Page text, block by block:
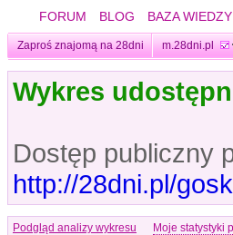
FORUM BLOG BAZA WIEDZY
Zaproś znajomą na 28dni m.28dni.pl
Wykres
Dostęp publiczny
http://28dni.pl/
Podgląd analizy wykresu Moje statystyki